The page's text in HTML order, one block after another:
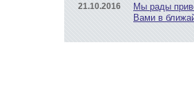
21.10.2016
Мы рады
Вами в